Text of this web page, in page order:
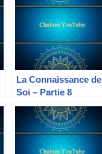
La Connaissance de
Soi – Partie 8